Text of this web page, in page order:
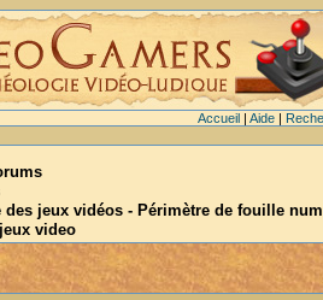
Accueil| Aide|
des jeux vidéos - Périmètre de fouille
video